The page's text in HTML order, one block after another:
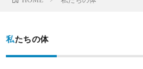
私たちの体